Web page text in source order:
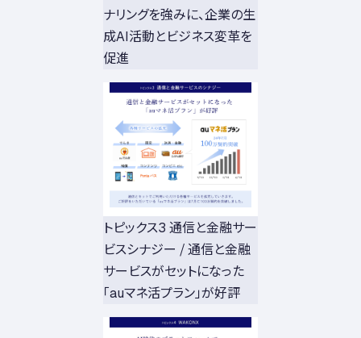
ナリングを強みに、企業の生
成AI活動とビジネス変革を
促進
トピックス3 通信と金融サー
ビスシナジー / 通信と金融
サービスがセットになった
「auマネ活プラン」が好評